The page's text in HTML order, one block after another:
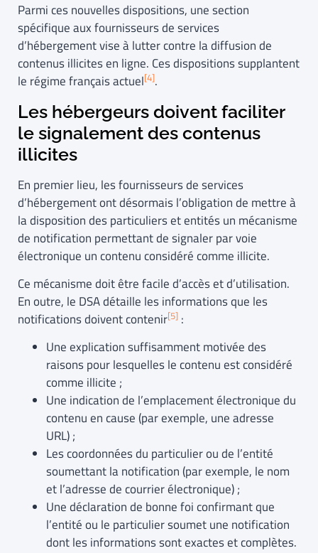
Parmi ces nouvelles dispositions, une section
spécifique aux fournisseurs de services
d’hébergement vise à lutter contre la diffusion de
contenus illicites en ligne. Ces dispositions supplantent
le régime français actuel[4].
Les hébergeurs doivent faciliter
le signalement des contenus
illicites
En premier lieu, les fournisseurs de services
d’hébergement ont désormais l’obligation de mettre à
la disposition des particuliers et entités un mécanisme
de notification permettant de signaler par voie
électronique un contenu considéré comme illicite.
Ce mécanisme doit être facile d’accès et d’utilisation.
En outre, le DSA détaille les informations que les
notifications doivent contenir[5] :
Une explication suffisamment motivée des
raisons pour lesquelles le contenu est considéré
comme illicite ;
Une indication de l’emplacement électronique du
contenu en cause (par exemple, une adresse
URL) ;
Les coordonnées du particulier ou de l’entité
soumettant la notification (par exemple, le nom
et l’adresse de courrier électronique) ;
Une déclaration de bonne foi confirmant que
l’entité ou le particulier soumet une notification
dont les informations sont exactes et complètes.